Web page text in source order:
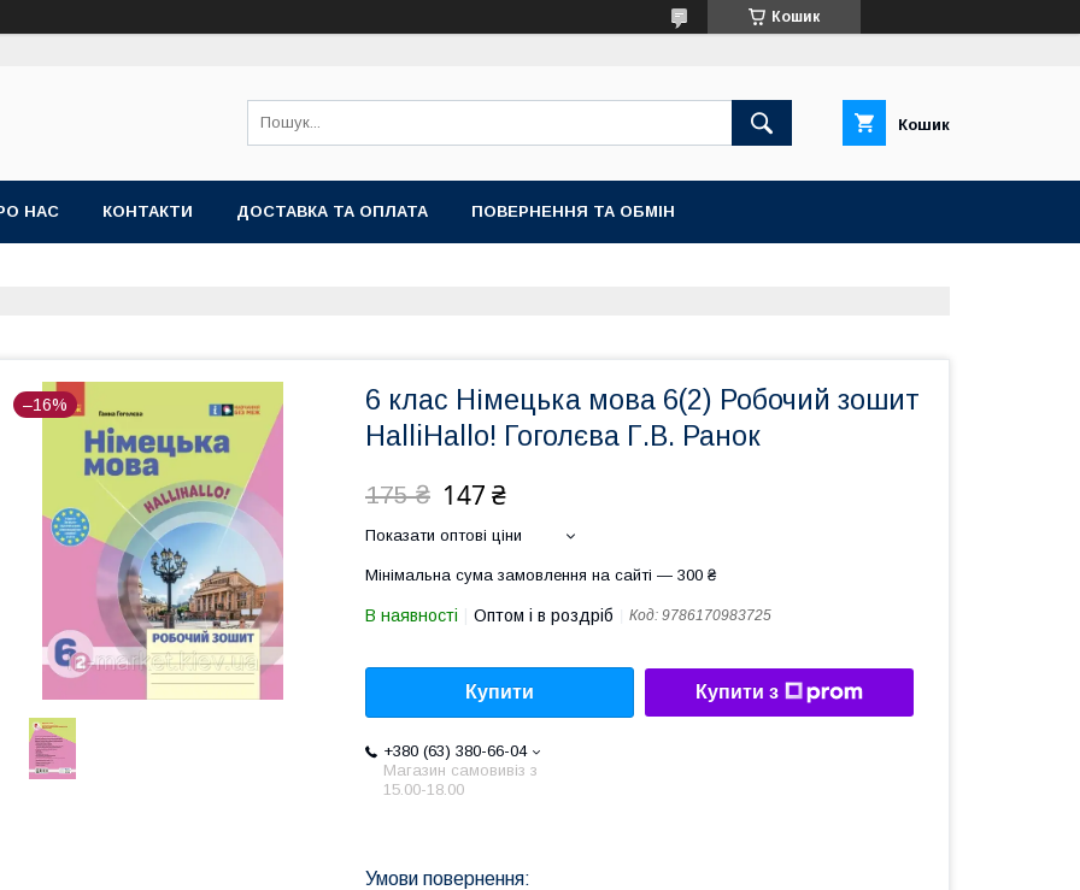
Кошик
Кошик
НАС КОНТАКТИ ДОСТАВКА ТА ОПЛАТА ПОВЕРНЕННЯ ТА ОБМІН
–16%
6 клас Німецька мова 6(2) Робочий зошит
HalliHallo! Гоголєва Г.В. Ранок
175 ₴ 147 ₴
Показати оптові ціни
Мінімальна сума замовлення на сайті — 300 ₴
В наявності Оптом і в роздріб Код: 9786170983725
Купити Купити з
+380 (63) 380-66-04
Магазин самовивіз з
15.00-18.00